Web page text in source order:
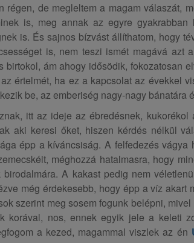
régen, de megleltem a magam válaszát,
is, meg annak az egyre
is. És sajnos bízvást állíthatom, hogy
is, nem teszi ismét magává azt
birtokol, ám ahogy idősödik, fokozatosan
értelmét, ha ez a kapcsolat az évekkel
be, az emberiség nagy-nagy bánatára
itt az ideje az ébredésnek,
aki keresi őket, hiszen kérdés nélkül
épp a kíváncsiság. A felfedezés
méghozzá hatalmasra, hogy
A kakast pedig nem
még érdekesebb, hogy épp a víz akart
szerint meg sosem fogunk belépni,
korával, nos, ennek egyik jele a keleti
a kezed, magammal viszlek az én